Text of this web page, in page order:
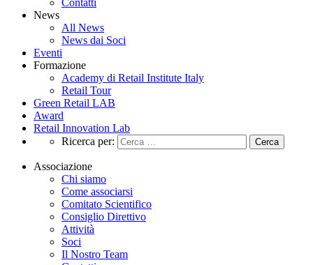
Contatti
News
All News
News dai Soci
Eventi
Formazione
Academy di Retail Institute Italy
Retail Tour
Green Retail LAB
Award
Retail Innovation Lab
Ricerca per:
Associazione
Chi siamo
Come associarsi
Comitato Scientifico
Consiglio Direttivo
Attività
Soci
Il Nostro Team